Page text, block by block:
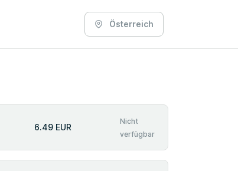
Österreich
6.49 EUR
Nicht
verfügbar